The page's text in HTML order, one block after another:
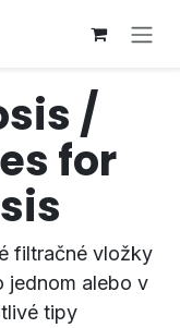
/
for
filtračné vložky
jednom alebo v
tipy